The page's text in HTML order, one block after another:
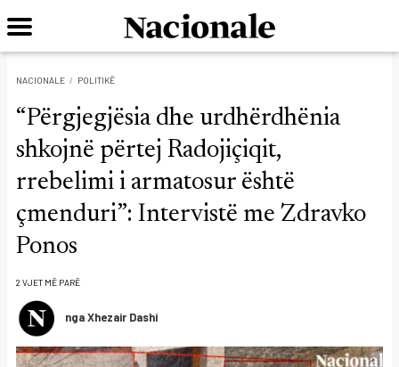
NACIONALE POLITIKË
“Përgjegjësia dhe urdhërdhënia
shkojnë përtej Radojiçiqit,
rrebelimi i armatosur është
çmenduri”: Intervistë me Zdravko
Ponos
2 VJET MË PARË
nga Xhezair Dashi